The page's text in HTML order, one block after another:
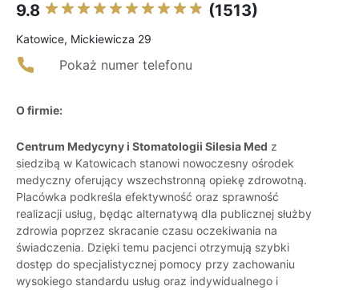
9.8 (1513)
Katowice, Mickiewicza 29
Pokaż numer telefonu
O firmie:
Centrum Medycyny i Stomatologii Silesia Med z
siedzibą w Katowicach stanowi nowoczesny ośrodek
medyczny oferujący wszechstronną opiekę zdrowotną.
Placówka podkreśla efektywność oraz sprawność
realizacji usług, będąc alternatywą dla publicznej służby
zdrowia poprzez skracanie czasu oczekiwania na
świadczenia. Dzięki temu pacjenci otrzymują szybki
dostęp do specjalistycznej pomocy przy zachowaniu
wysokiego standardu usług oraz indywidualnego i